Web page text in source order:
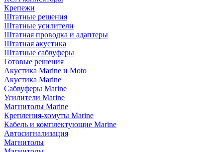
Крепежи
Штатные решения
Штатные усилители
Штатная проводка и адаптеры
Штатная акустика
Штатные сабвуферы
Готовые решения
Акустика Marine и Moto
Акустика Marine
Сабвуферы Marine
Усилители Marine
Магнитолы Marine
Крепления-хомуты Marine
Кабель и комплектующие Marine
Автосигнализация
Магнитолы